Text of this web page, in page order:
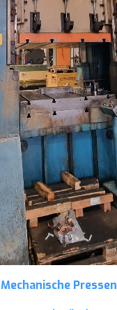
Mechanische Pressen